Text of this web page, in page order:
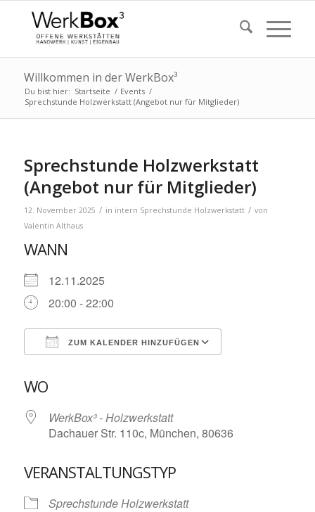
Willkommen in der WerkBox³
Du bist hier: Startseite / Events /
Sprechstunde Holzwerkstatt (Angebot nur für Mitglieder)
Sprechstunde Holzwerkstatt
(Angebot nur für Mitglieder)
12. November 2025 / in intern Sprechstunde Holzwerkstatt / von
Valentin Althaus
WANN
12.11.2025
20:00 - 22:00
ZUM KALENDER HINZUFÜGEN
WO
WerkBox³ - Holzwerkstatt
Dachauer Str. 110c, München, 80636
VERANSTALTUNGSTYP
Sprechstunde Holzwerkstatt